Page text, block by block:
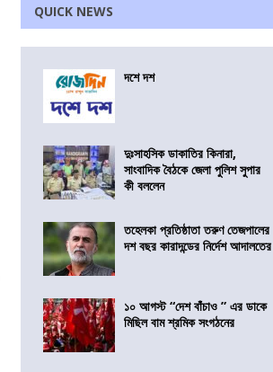
QUICK NEWS
দশে দশ
দুঃসাহসিক ডাকাতির কিনারা,
সাংবাদিক বৈঠকে জেলা পুলিশ সুপার
কী বললেন
তহেলকা প্রতিষ্ঠাতা তরুণ তেজপালের
দশ বছর কারাদন্ডের নির্দেশ আদালতের
১০ আগস্ট “দেশ বাঁচাও ” এর ডাকে
মিছিল বাম শ্রমিক সংগঠনের